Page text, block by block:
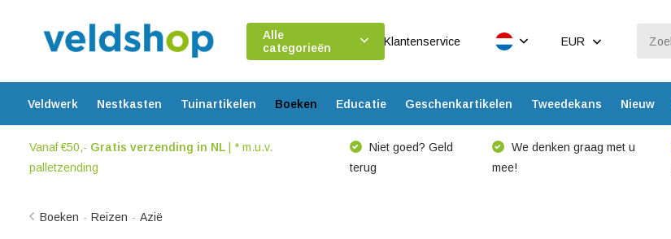
Alle
categorieën
Klantenservice EUR
Veldwerk Nestkasten Tuinartikelen Boeken Educatie Geschenkartikelen Tweedekans Nieuw
Vanaf €50,- Gratis verzending in NL| * m.u.v.
palletzending
Niet goed? Geld
terug
We denken graag met u
mee!
Boeken - Reizen - Azië